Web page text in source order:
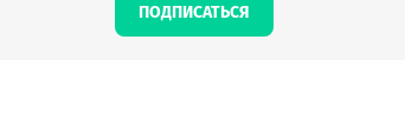
ПОДПИСАТЬСЯ